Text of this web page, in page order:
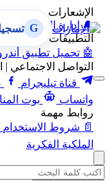
الإشعارات
🔔 إدارة الإشعارات
التطبيقات
🤖 تحميل تطبيق
التواصل الاجتماعي |
قناة تيليجرام
واتساب
بوت
روابط مهمة
📄 شروط الاستخدام
الملكية الفكرية
G